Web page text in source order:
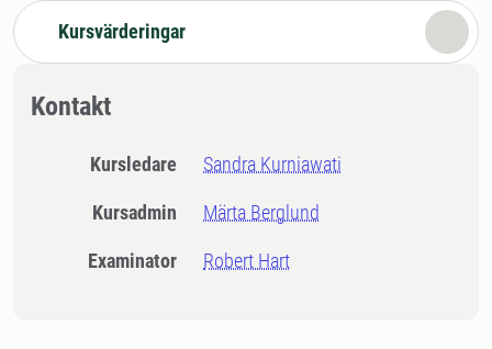
Kursvärderingar
Kontakt
Kursledare Sandra Kurniawati
Kursadmin Märta Berglund
Examinator Robert Hart